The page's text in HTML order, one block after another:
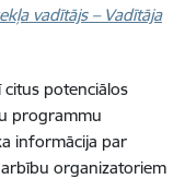
vadītājs – Vadītāja
citus potenciālos
programmu
informācija par
organizatoriem